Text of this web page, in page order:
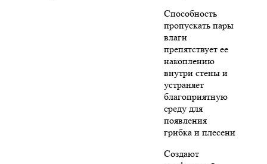
Способность
пропускать пары
влаги
препятствует ее
накоплению
внутри стены и
устраняет
благоприятную
среду для
появления
грибка и плесени
Создают